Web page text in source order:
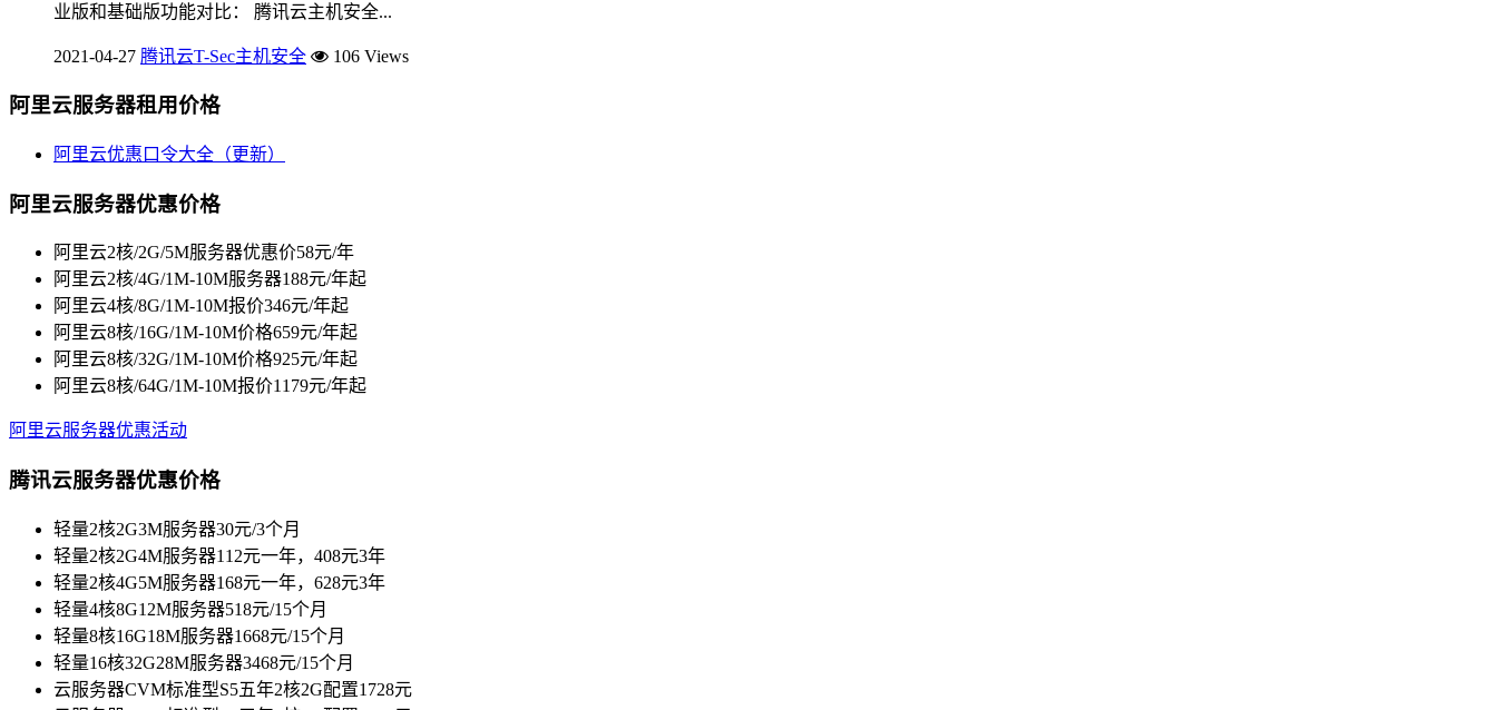
业版和基础版功能对比： 腾讯云主机安全...
2021-04-27 腾讯云T-Sec主机安全 106 Views
阿里云服务器租用价格
阿里云优惠口令大全（更新）
阿里云服务器优惠价格
阿里云2核/2G/5M服务器优惠价58元/年
阿里云2核/4G/1M-10M服务器188元/年起
阿里云4核/8G/1M-10M报价346元/年起
阿里云8核/16G/1M-10M价格659元/年起
阿里云8核/32G/1M-10M价格925元/年起
阿里云8核/64G/1M-10M报价1179元/年起
阿里云服务器优惠活动
腾讯云服务器优惠价格
轻量2核2G3M服务器30元/3个月
轻量2核2G4M服务器112元一年，408元3年
轻量2核4G5M服务器168元一年，628元3年
轻量4核8G12M服务器518元/15个月
轻量8核16G18M服务器1668元/15个月
轻量16核32G28M服务器3468元/15个月
云服务器CVM标准型S5五年2核2G配置1728元